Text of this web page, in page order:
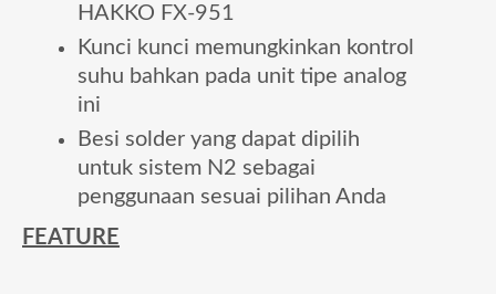
HAKKO FX-951
Kunci kunci memungkinkan kontrol
suhu bahkan pada unit tipe analog
ini
Besi solder yang dapat dipilih
untuk sistem N2 sebagai
penggunaan sesuai pilihan Anda
FEATURE